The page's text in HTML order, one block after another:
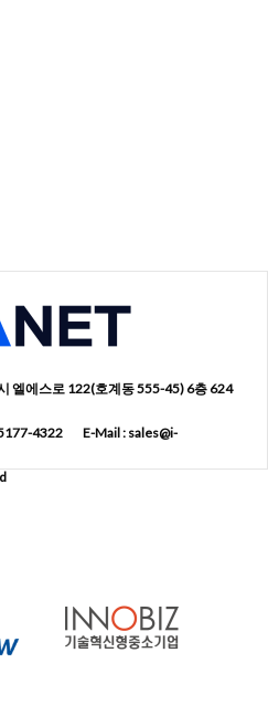
엘에스로 122(호계동 555-45) 6층 624
4322 E-Mail : sales@i-